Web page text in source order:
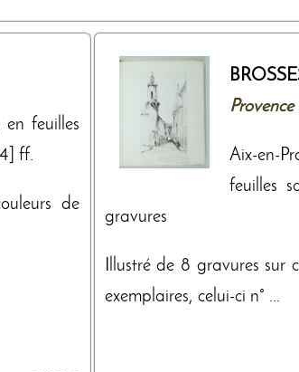
en feuilles
ff.
de
Aix-en-
feuilles
gravures
Illustré de 8 gravures sur
exemplaires, celui-ci n° ...